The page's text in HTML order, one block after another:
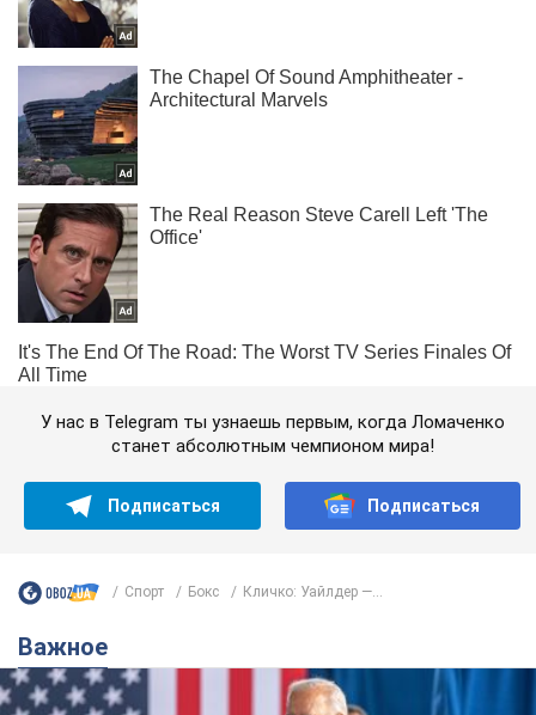
У нас в Telegram ты узнаешь первым, когда Ломаченко
станет абсолютным чемпионом мира!
Подписаться Подписаться
Спорт Бокс Кличко: Уайлдер —...
Важное